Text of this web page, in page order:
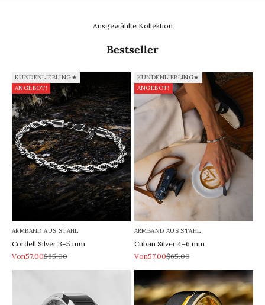
Ausgewählte Kollektion
Bestseller
KUNDENLIEBLING★
ANGEBOT!
ARMBAND AUS STAHL
Cordell Silver 3–5 mm
REA-pris
Von57.00Pris
$65.00
KUNDENLIEBLING★
ANGEBOT!
ARMBAND AUS STAHL
Cuban Silver 4–6 mm
REA-pris
Von57.00Pris
$65.00